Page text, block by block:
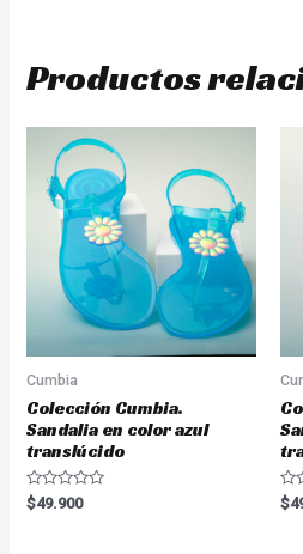
Productos
Cumbia
Colección Cumbia.
Sandalia en color azul
translúcido
Valorado
en
$49.900
en
$